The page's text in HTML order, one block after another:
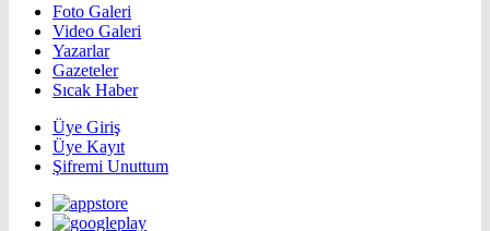
Foto Galeri
Video Galeri
Yazarlar
Gazeteler
Sıcak Haber
Üye Giriş
Üye Kayıt
Şifremi Unuttum